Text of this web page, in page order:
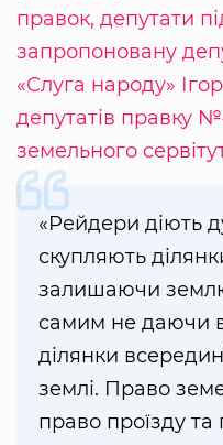
правок, депутати
запропоновану
«Слуга народу»
депутатів правку
земельного
«Рейдери діють
скупляють
залишаючи
самим не даючи
ділянки
землі. Право
право проїзду